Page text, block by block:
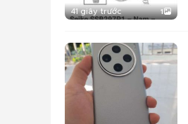
41 giây trước 1